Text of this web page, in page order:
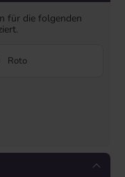
für die folgenden
Roto